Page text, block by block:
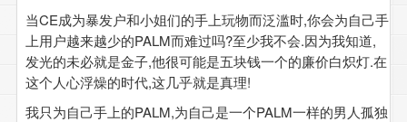
当CE成为暴发户和小姐们的手上玩物而泛滥时,你会为自己手
上用户越来越少的PALM而难过吗?至少我不会.因为我知道,
发光的未必就是金子,他很可能是五块钱一个的廉价白炽灯.在
这个人心浮燥的时代,这几乎就是真理!
我只为自己手上的PALM,为自己是一个PALM一样的男人孤独